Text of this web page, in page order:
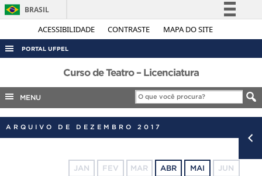
ACESSIBILIDADE CONTRASTE MAPA DO SITE
BRASIL
Simplifique!
Legislação
Canais
PORTAL UFPEL
ACESSO À INFORMAÇÃO
AUDITORIA
COBALTO
CONCURSOS
Curso de Teatro – Licenciatura
MENU
ARQUIVO DE DEZEMBRO 2017
JAN FEV MAR ABR MAI JUN